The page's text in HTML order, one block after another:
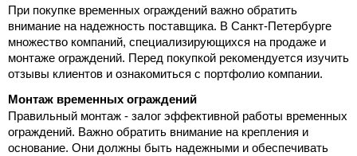
При покупке временных ограждений важно обратить
внимание на надежность поставщика. В Санкт-Петербурге
множество компаний, специализирующихся на продаже и
монтаже ограждений. Перед покупкой рекомендуется изучить
отзывы клиентов и ознакомиться с портфолио компании.
Монтаж временных ограждений
Правильный монтаж - залог эффективной работы временных
ограждений. Важно обратить внимание на крепления и
основание. Они должны быть надежными и обеспечивать